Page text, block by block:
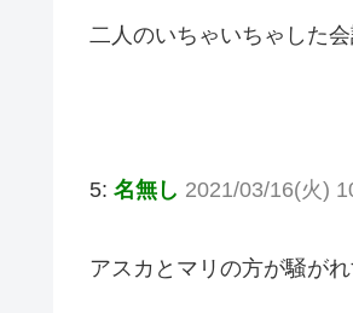
二人のいちゃいちゃした
5: 名無し 2021/03/16(火)
アスカとマリの方が騒が